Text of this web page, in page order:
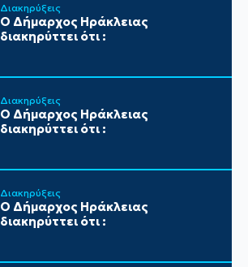
Διακηρύξεις
Ο Δήμαρχος Ηράκλειας
διακηρύττει ότι :
Διακηρύξεις
Ο Δήμαρχος Ηράκλειας
διακηρύττει ότι :
Διακηρύξεις
Ο Δήμαρχος Ηράκλειας
διακηρύττει ότι :